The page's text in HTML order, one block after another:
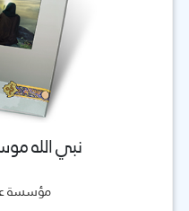
نبي الله
مؤسسة